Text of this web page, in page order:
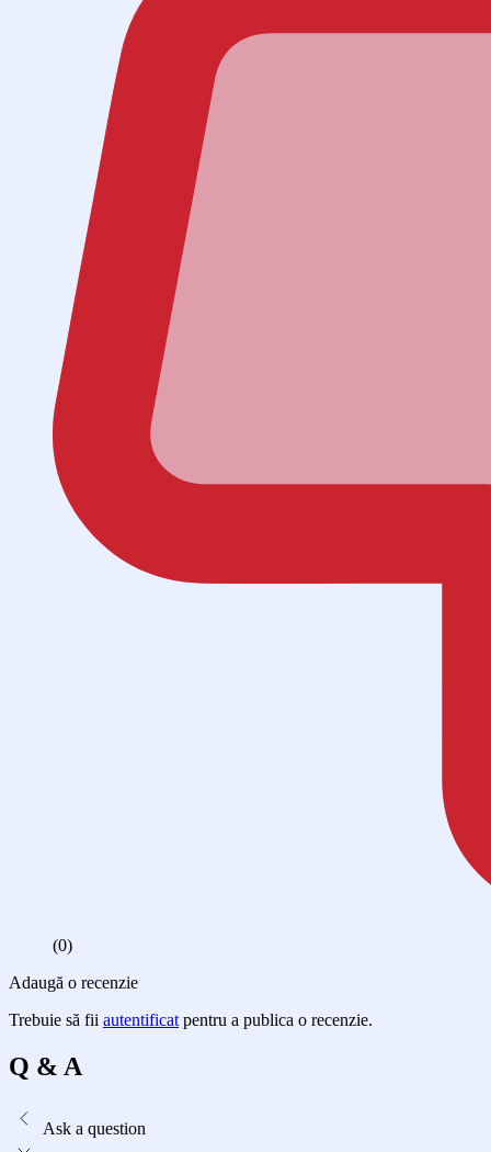
(0)
Adaugă o recenzie
Trebuie să fii autentificat pentru a publica o recenzie.
Q & A
Ask a question